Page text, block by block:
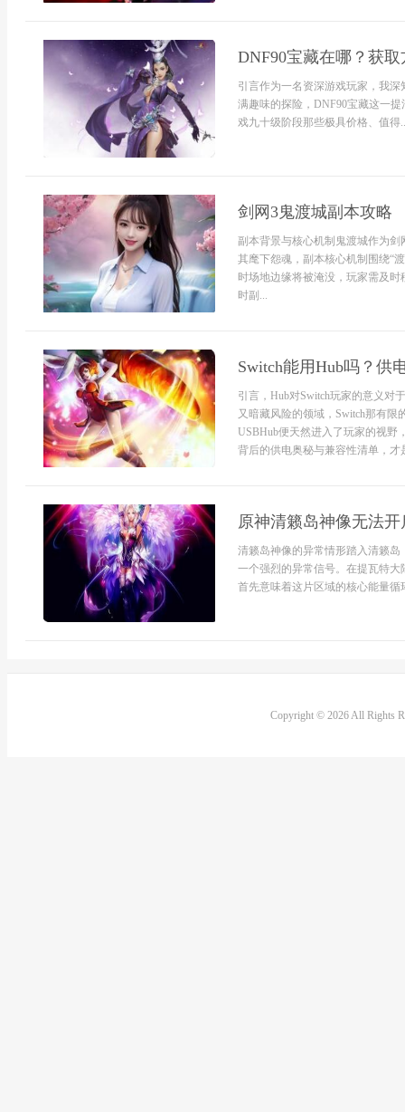
DNF90宝藏在哪？获
引言作为一名资深游戏玩家，我
满趣味的探险，DNF90宝藏这一
戏九十级阶段那些极具价格、值得
剑网3鬼渡城副本攻略
副本背景与核心机制鬼渡城作为
其麾下怨魂，副本核心机制围绕“
时场地边缘将被淹没，玩家需及
时副...
Switch能用Hub吗？供
引言，Hub对Switch玩家的意义对
又暗藏风险的领域，Switch那有
USBHub便天然进入了玩家的视野
背后的供电奥秘与兼容性清单，才
原神清籁岛神像无法开
清籁岛神像的异常情形踏入清籁
一个强烈的异常信号。在提瓦特
首先意味着这片区域的核心能量
Copyright © 2026 All Rights